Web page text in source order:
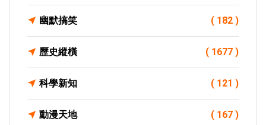
幽默搞笑 ( 182 )
歷史縱橫 ( 1677 )
科學新知 ( 121 )
動漫天地 ( 167 )